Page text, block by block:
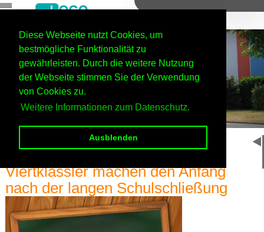
Diese Webseite nutzt Cookies, um
bestmögliche Funktionalität zu
gewährleisten. Durch die weitere Nutzung
der Webseite stimmen Sie der Verwendung
von Cookies zu.
Weitere Informationen zum Datenschutz.
Ausblenden
Jülich
Haupteingang
Viertklässler machen den Anfang
nach der langen Schulschließung